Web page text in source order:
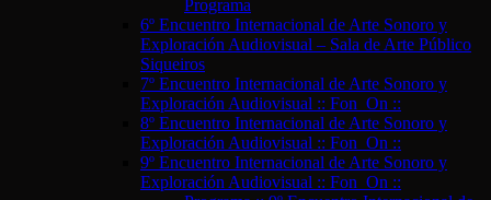
Programa
6º Encuentro Internacional de Arte Sonoro y
Exploración Audiovisual – Sala de Arte Público
Siqueiros
7º Encuentro Internacional de Arte Sonoro y
Exploración Audiovisual :: Fon_On ::
8º Encuentro Internacional de Arte Sonoro y
Exploración Audiovisual :: Fon_On ::
9º Encuentro Internacional de Arte Sonoro y
Exploración Audiovisual :: Fon_On ::